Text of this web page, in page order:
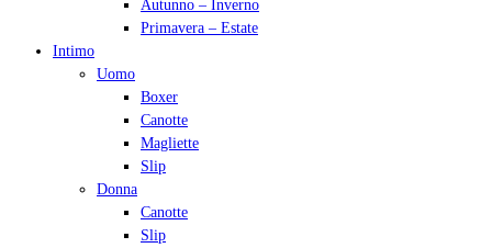
Autunno – Inverno
Primavera – Estate
Intimo
Uomo
Boxer
Canotte
Magliette
Slip
Donna
Canotte
Slip